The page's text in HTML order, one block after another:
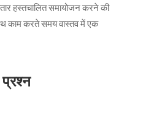
हस्तचालित समायोजन करने की
काम करते समय वास्तव में एक
प्रश्न